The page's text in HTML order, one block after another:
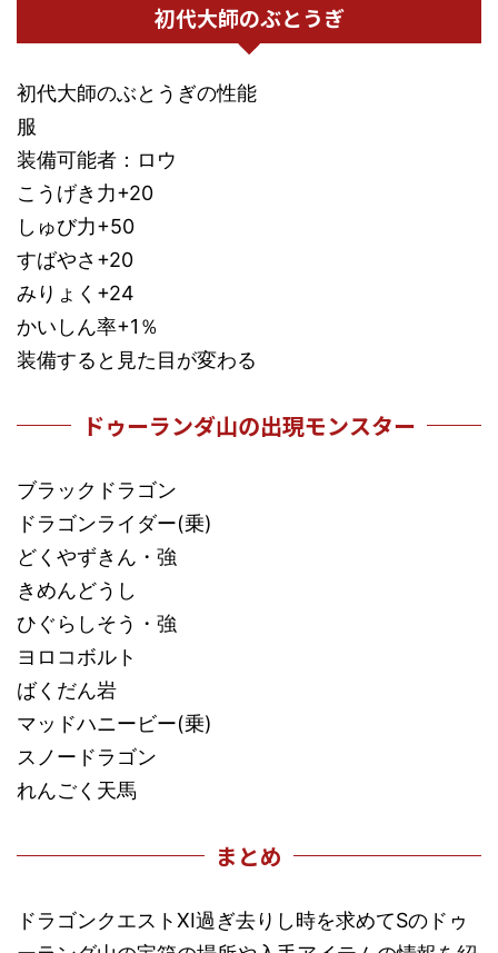
初代大師のぶとうぎ
初代大師のぶとうぎの性能
服
装備可能者：ロウ
こうげき力+20
しゅび力+50
すばやさ+20
みりょく+24
かいしん率+1％
装備すると見た目が変わる
ドゥーランダ山の出現モンスター
ブラックドラゴン
ドラゴンライダー(乗)
どくやずきん・強
きめんどうし
ひぐらしそう・強
ヨロコボルト
ばくだん岩
マッドハニービー(乗)
スノードラゴン
れんごく天馬
まとめ
ドラゴンクエストXI過ぎ去りし時を求めてSのドゥ